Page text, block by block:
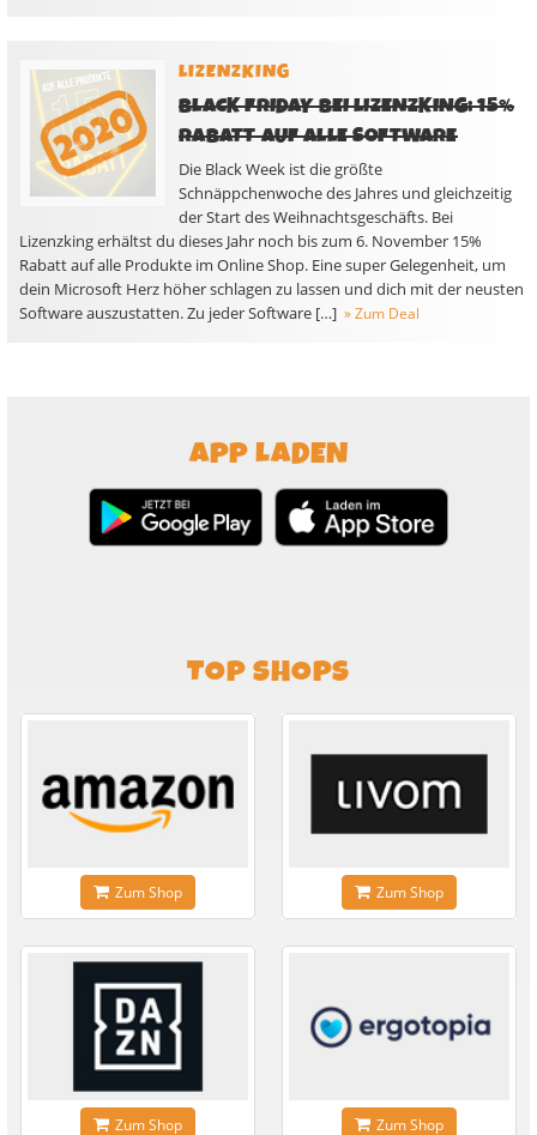
LIZENZKING
BLACK FRIDAY BEI LIZENZKING: 15%
RABATT AUF ALLE SOFTWARE
Die Black Week ist die größte
Schnäppchenwoche des Jahres und gleichzeitig
der Start des Weihnachtsgeschäfts. Bei
Lizenzking erhältst du dieses Jahr noch bis zum 6. November 15%
Rabatt auf alle Produkte im Online Shop. Eine super Gelegenheit, um
dein Microsoft Herz höher schlagen zu lassen und dich mit der neusten
Software auszustatten. Zu jeder Software […] » Zum Deal
APP LADEN
TOP SHOPS
Zum Shop Zum Shop
Zum Shop Zum Shop